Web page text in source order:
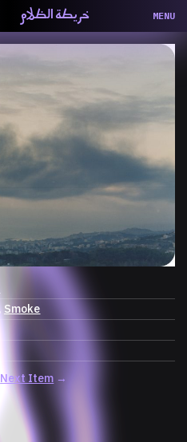
خريطة الظلام MENU
ماهيتنا
المساهمين
Smoke
Next Item →